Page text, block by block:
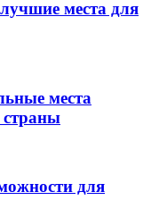
места для
места
страны
для